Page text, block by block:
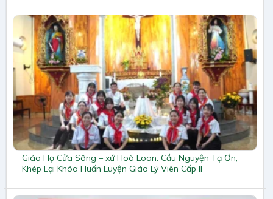
Giáo Họ Cửa Sông – xứ Hoà Loan: Cầu Nguyện Tạ Ơn,
Khép Lại Khóa Huấn Luyện Giáo Lý Viên Cấp II